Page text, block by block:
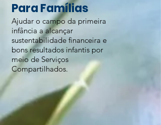
Para Famílias
Ajudar o campo da primeira
infância a alcançar
sustentabilidade financeira e
bons resultados infantis por
meio de Serviços
Compartilhados.